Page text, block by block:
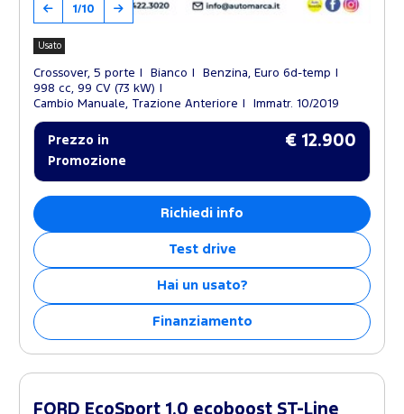
1/10
Usato
Crossover, 5 porte Bianco
Benzina, Euro 6d-temp
998 cc, 99 CV (73 kW)
Cambio Manuale, Trazione Anteriore
Immatr. 10/2019
Prezzo in
Promozione
€ 12.900
Richiedi info
Test drive
Hai un usato?
Finanziamento
FORD EcoSport 1.0 ecoboost ST-Line